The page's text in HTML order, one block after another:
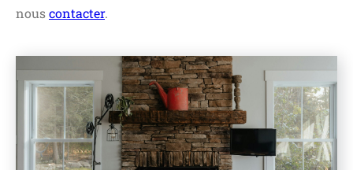
nouscontacter.